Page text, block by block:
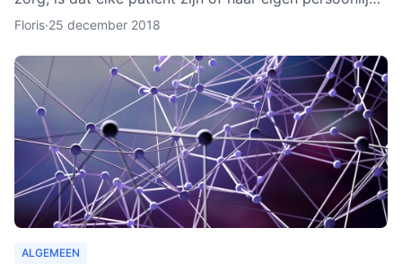
data vanaf ieder online apparaat kan inzien en b
Floris·25 december 2018
ALGEMEEN